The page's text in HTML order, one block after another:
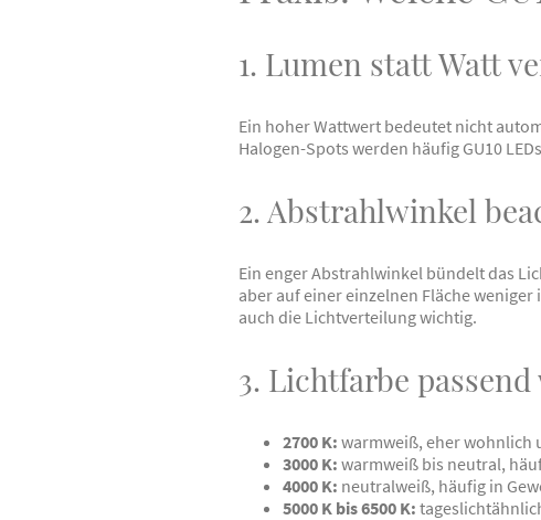
1. Lumen statt Watt
Ein hoher Wattwert bedeutet nicht
Halogen-Spots werden häufig GU10
2. Abstrahlwinkel
Ein enger Abstrahlwinkel bündelt das
aber auf einer einzelnen Fläche
auch die Lichtverteilung wichtig.
3. Lichtfarbe passend
2700 K: warmweiß, eher wohnlich
3000 K: warmweiß bis neutral,
4000 K: neutralweiß, häufig in
5000 K bis 6500 K: